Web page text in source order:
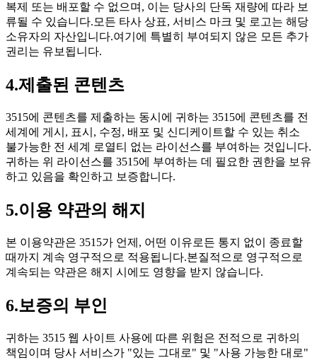
복제 또는 배포할 수 없으며, 이는 당사의 단독 재량에 따라 보
류될 수 있습니다.모든 타사 상표, 서비스 마크 및 로고는 해당
소유자의 자산입니다.여기에 특별히 부여되지 않은 모든 추가
권리는 유보됩니다.
4.제출된 콘텐츠
3515에 콘텐츠를 제출하는 동시에 귀하는 3515에 콘텐츠를 전
세계에 게시, 표시, 수정, 배포 및 신디케이트할 수 있는 취소
불가능한 전 세계 로열티 없는 라이선스를 부여하는 것입니다.
귀하는 위 라이선스를 3515에 부여하는 데 필요한 권한을 보유
하고 있음을 확인하고 보증합니다.
5.이용 약관의 해지
본 이용약관은 3515가 언제, 어떤 이유로든 통지 없이 종료할
때까지 계속 영구적으로 적용됩니다.본질적으로 영구적으로
계속되는 약관은 해지 시에도 영향을 받지 않습니다.
6.보증의 부인
귀하는 3515 웹 사이트 사용에 따른 위험은 전적으로 귀하의
책임이며 당사 서비스가 "있는 그대로" 및 "사용 가능한 대로"